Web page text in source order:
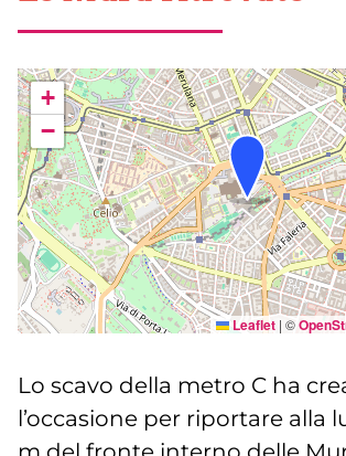
+
−
Leaflet | ©
Lo scavo della metro C ha
l’occasione per riportare alla